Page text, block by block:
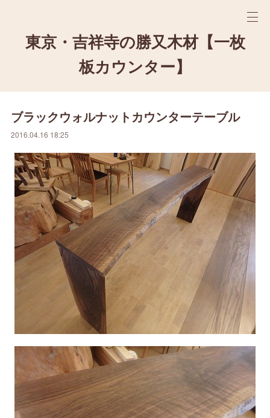
東京・吉祥寺の勝又木材【一枚
板カウンター】
ブラックウォルナットカウンターテーブル
2016.04.16 18:25